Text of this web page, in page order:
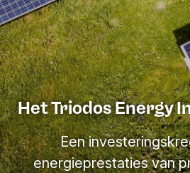
Het Triodos Energy
Een
energieprestaties van